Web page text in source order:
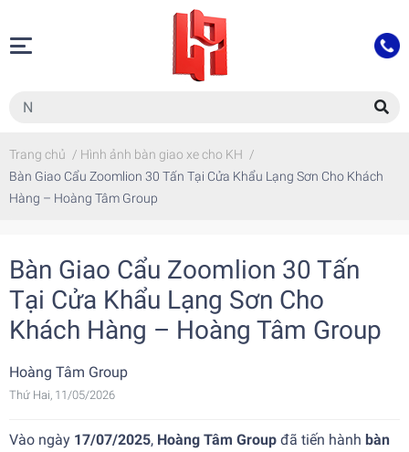
Trang chủ / Hình ảnh bàn giao xe cho KH /
Bàn Giao Cẩu Zoomlion 30 Tấn Tại Cửa Khẩu Lạng Sơn Cho Khách
Hàng – Hoàng Tâm Group
Bàn Giao Cẩu Zoomlion 30 Tấn
Tại Cửa Khẩu Lạng Sơn Cho
Khách Hàng – Hoàng Tâm Group
Hoàng Tâm Group
Thứ Hai, 11/05/2026
Vào ngày 17/07/2025, Hoàng Tâm Group đã tiến hành bàn